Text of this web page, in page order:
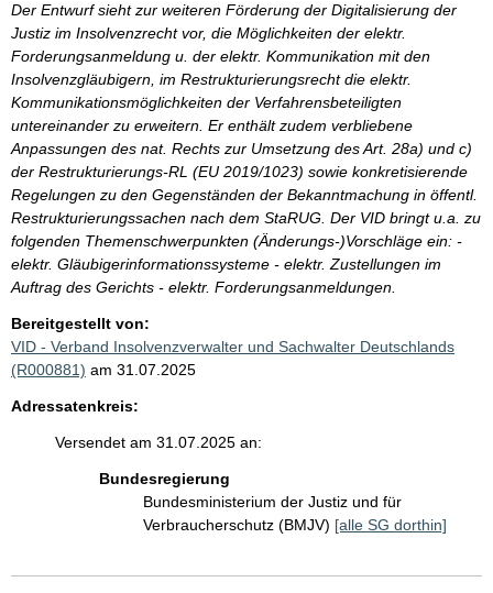
Der Entwurf sieht zur weiteren Förderung der Digitalisierung der
Justiz im Insolvenzrecht vor, die Möglichkeiten der elektr.
Forderungsanmeldung u. der elektr. Kommunikation mit den
Insolvenzgläubigern, im Restrukturierungsrecht die elektr.
Kommunikationsmöglichkeiten der Verfahrensbeteiligten
untereinander zu erweitern. Er enthält zudem verbliebene
Anpassungen des nat. Rechts zur Umsetzung des Art. 28a) und c)
der Restrukturierungs-RL (EU 2019/1023) sowie konkretisierende
Regelungen zu den Gegenständen der Bekanntmachung in öffentl.
Restrukturierungssachen nach dem StaRUG. Der VID bringt u.a. zu
folgenden Themenschwerpunkten (Änderungs-)Vorschläge ein: -
elektr. Gläubigerinformationssysteme - elektr. Zustellungen im
Auftrag des Gerichts - elektr. Forderungsanmeldungen.
Bereitgestellt von:
VID - Verband Insolvenzverwalter und Sachwalter Deutschlands
(R000881) am 31.07.2025
Adressatenkreis:
Versendet am 31.07.2025 an:
Bundesregierung
Bundesministerium der Justiz und für
Verbraucherschutz (BMJV) [alle SG dorthin]